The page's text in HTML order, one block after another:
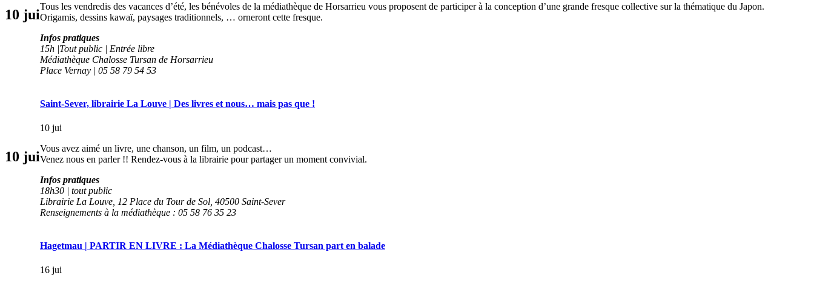
10 jui
Tous les vendredis des vacances d’été, les bénévoles de la médiathèque de Horsarrieu vous proposent de participer à la conception d’une grande fresque collective sur la thématique du Japon.
Origamis, dessins kawaï, paysages traditionnels, … orneront cette fresque.
Infos pratiques
15h |Tout public | Entrée libre
Médiathèque Chalosse Tursan de Horsarrieu
Place Vernay | 05 58 79 54 53
10 jui
Saint-Sever, librairie La Louve | Des livres et nous… mais pas que !
10 jui
Vous avez aimé un livre, une chanson, un film, un podcast…
Venez nous en parler !! Rendez-vous à la librairie pour partager un moment convivial.
Infos pratiques
18h30 | tout public
Librairie La Louve, 12 Place du Tour de Sol, 40500 Saint-Sever
Renseignements à la médiathèque : 05 58 76 35 23
Hagetmau | PARTIR EN LIVRE : La Médiathèque Chalosse Tursan part en balade
16 jui